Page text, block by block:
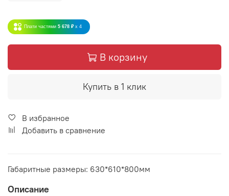
Плати частями 5 678 ₽ x 4
В корзину
Купить в 1 клик
В избранное
Добавить в сравнение
Габаритные размеры: 630*610*800мм
Описание